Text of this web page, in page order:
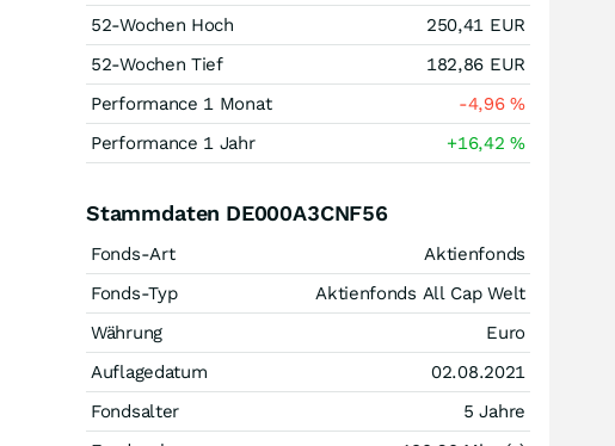
52-Wochen Hoch
250,41 EUR
52-Wochen Tief
182,86 EUR
Performance 1 Monat
-4,96%
Performance 1 Jahr
+16,42%
Stammdaten DE000A3CNF56
Fonds-Art
Aktienfonds
Fonds-Typ
Aktienfonds All Cap Welt
Währung
Euro
Auflagedatum
02.08.2021
Fondsalter
5 Jahre